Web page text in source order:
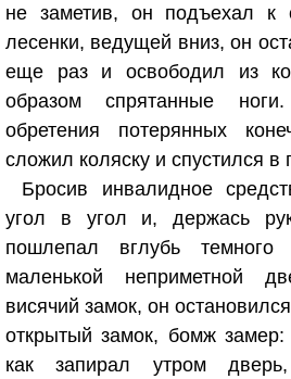
не заметив, он подъехал к
лесенки, ведущей вниз, он
еще раз и освободил из
образом спрятанные
обретения потерянных
сложил коляску и спустился в
Бросив инвалидное
угол в угол и, держась
пошлепал вглубь
маленькой неприметной
висячий замок, он
открытый замок, бомж
как запирал утром